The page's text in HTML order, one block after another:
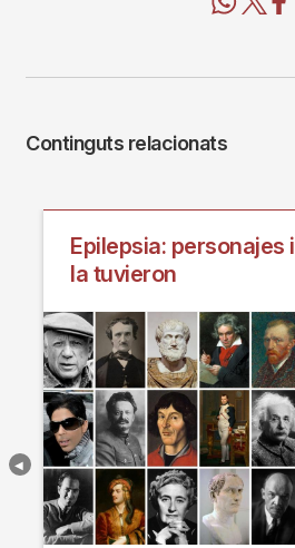
Continguts relacionats
Epilepsia: personajes
la tuvieron